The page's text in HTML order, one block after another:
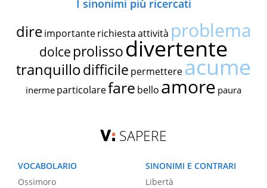
I sinonimi più ricercati
dire importante richiestaattività problema
dolce prolissodivertente
tranquillodifficile permettereacume
inerme particolarefare bello amore paura
SAPERE
VOCABOLARIO
Ossimoro
SINONIMI E CONTRARI
Libertà